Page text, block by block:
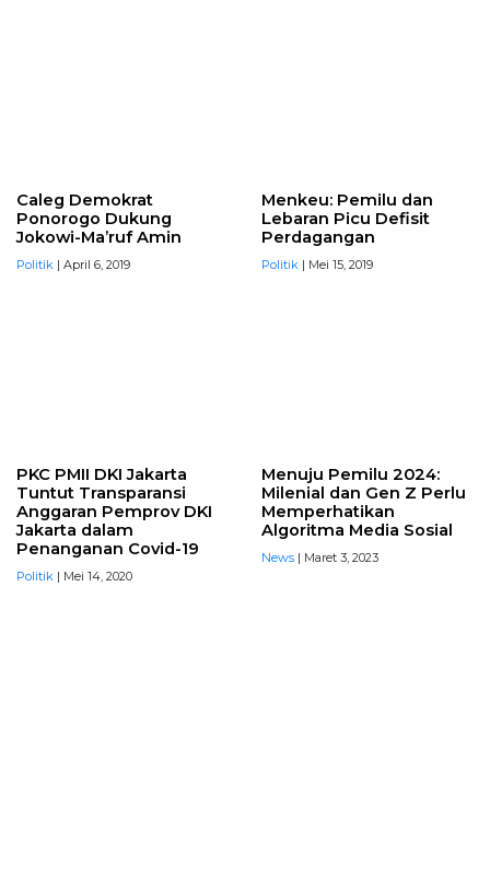
Caleg Demokrat
Ponorogo Dukung
Jokowi-Ma’ruf Amin
Politik | April 6, 2019
Menkeu: Pemilu dan
Lebaran Picu Defisit
Perdagangan
Politik | Mei 15, 2019
PKC PMII DKI Jakarta
Tuntut Transparansi
Anggaran Pemprov DKI
Jakarta dalam
Penanganan Covid-19
Politik | Mei 14, 2020
Menuju Pemilu 2024:
Milenial dan Gen Z Perlu
Memperhatikan
Algoritma Media Sosial
News | Maret 3, 2023